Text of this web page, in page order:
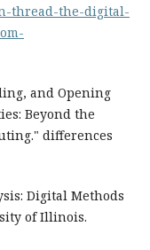
thread-the-digital-
and Opening
Beyond the
differences
Digital Methods
of Illinois.